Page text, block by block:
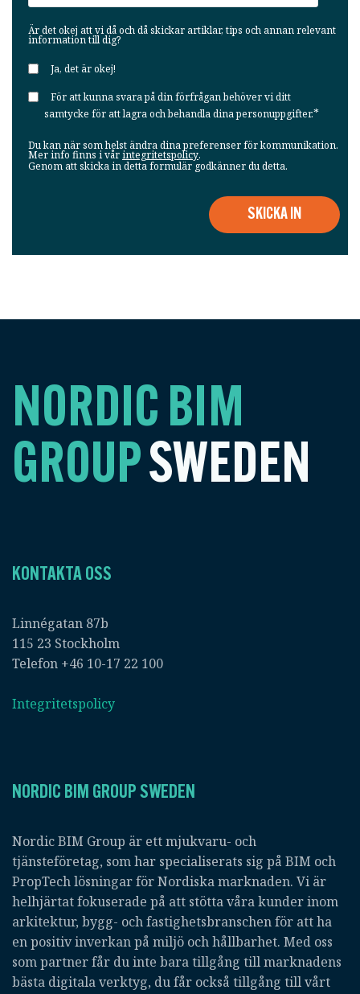
Är det okej att vi då och då skickar artiklar, tips och annan relevant
information till dig?
Ja, det är okej!
För att kunna svara på din förfrågan behöver vi ditt
samtycke för att lagra och behandla dina personuppgifter.*
Du kan när som helst ändra dina preferenser för kommunikation.
Mer info finns i vårintegritetspolicy.
Genom att skicka in detta formulär godkänner du detta.
NORDIC BIM
GROUPSWEDEN
KONTAKTA OSS
Linnégatan 87b
115 23 Stockholm
Telefon +46 10-17 22 100
Integritetspolicy
NORDIC BIM GROUP SWEDEN
Nordic BIM Group är ett mjukvaru- och
tjänsteföretag, som har specialiserats sig på BIM och
PropTech lösningar för Nordiska marknaden. Vi är
helhjärtat fokuserade på att stötta våra kunder inom
arkitektur, bygg- och fastighetsbranschen för att ha
en positiv inverkan på miljö och hållbarhet. Med oss
som partner får du inte bara tillgång till marknadens
bästa digitala verktyg, du får också tillgång till vårt